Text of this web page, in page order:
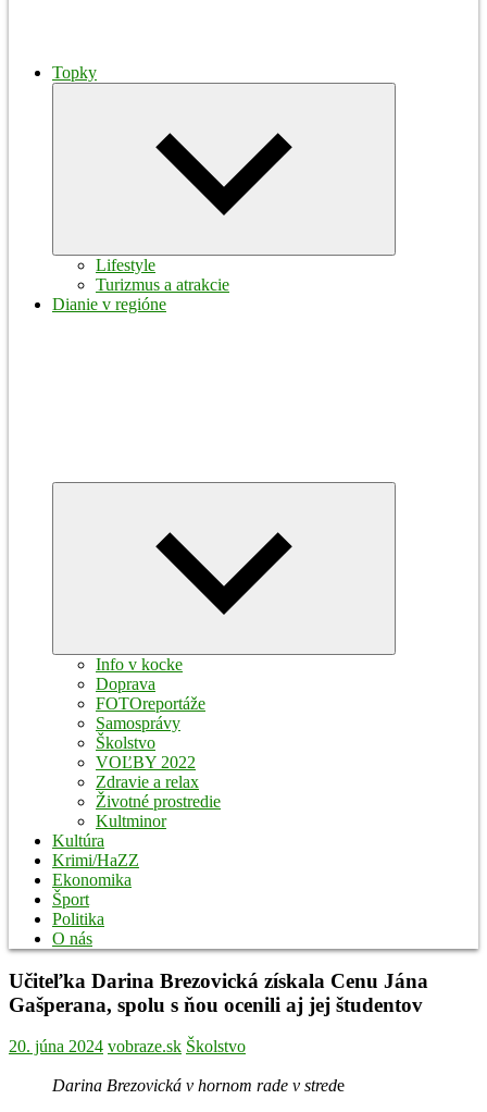
Topky
Lifestyle
Turizmus a atrakcie
Dianie v regióne
Info v kocke
Doprava
FOTOreportáže
Samosprávy
Školstvo
VOĽBY 2022
Zdravie a relax
Životné prostredie
Kultminor
Kultúra
Krimi/HaZZ
Ekonomika
Šport
Politika
O nás
Učiteľka Darina Brezovická získala Cenu Jána
Gašperana, spolu s ňou ocenili aj jej študentov
20. júna 2024 vobraze.sk Školstvo
Darina Brezovická v hornom rade v strede